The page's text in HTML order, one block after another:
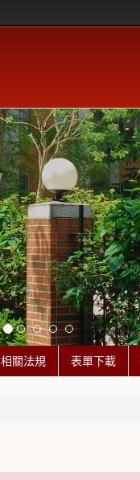
相關法規 表單下載